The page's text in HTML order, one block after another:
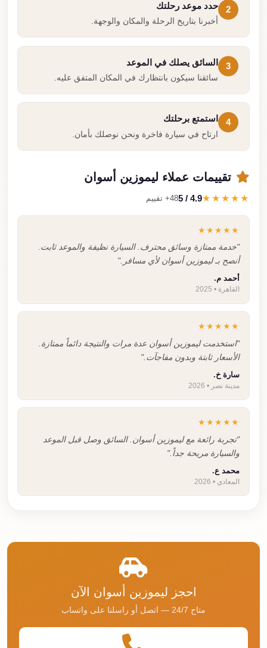
2
حدد موعد رحلتك
أخبرنا بتاريخ الرحلة والمكان والوجهة.
3
السائق يصلك في الموعد
سائقنا سيكون بانتظارك في المكان المتفق عليه.
4
استمتع برحلتك
ارتاح في سيارة فاخرة ونحن نوصلك بأمان.
تقييمات عملاء ليموزين أسوان
★★★★★
4.9 / 5 48+ تقييم
★★★★★
"خدمة ممتازة وسائق محترف. السيارة نظيفة والموعد ثابت.
أنصح بـ ليموزين أسوان لأي مسافر."
أحمد م.
القاهرة • 2025
★★★★★
"استخدمت ليموزين أسوان عدة مرات والنتيجة دائماً ممتازة.
الأسعار ثابتة وبدون مفاجآت."
سارة خ.
مدينة نصر • 2026
★★★★★
"تجربة رائعة مع ليموزين أسوان. السائق وصل قبل الموعد
والسيارة مريحة جداً."
محمد ع.
المعادي • 2026
احجز ليموزين أسوان الآن
متاح 24/7 — اتصل أو راسلنا على واتساب